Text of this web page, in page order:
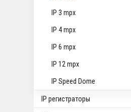
IP 3 mpx
IP 4 mpx
IP 6 mpx
IP 12 mpx
IP Speed Dome
IP регистраторы